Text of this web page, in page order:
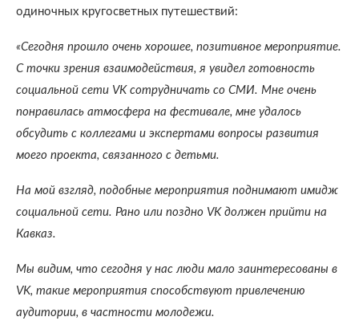
одиночных кругосветных путешествий:
«Сегодня прошло очень хорошее, позитивное мероприятие.
С точки зрения взаимодействия, я увидел готовность
социальной сети VK сотрудничать со СМИ. Мне очень
понравилась атмосфера на фестивале, мне удалось
обсудить с коллегами и экспертами вопросы развития
моего проекта, связанного с детьми.
На мой взгляд, подобные мероприятия поднимают имидж
социальной сети. Рано или поздно VK должен прийти на
Кавказ.
Мы видим, что сегодня у нас люди мало заинтересованы в
VK, такие мероприятия способствуют привлечению
аудитории, в частности молодежи.